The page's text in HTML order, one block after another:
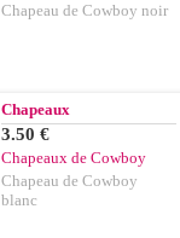
Chapeau de Cowboy noir
Chapeaux
3.50 €
Chapeaux de Cowboy
Chapeau de Cowboy
blanc